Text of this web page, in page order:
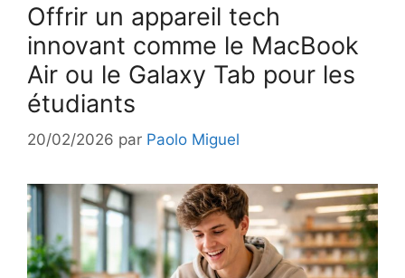
Offrir un appareil tech
innovant comme le MacBook
Air ou le Galaxy Tab pour les
étudiants
20/02/2026 par Paolo Miguel